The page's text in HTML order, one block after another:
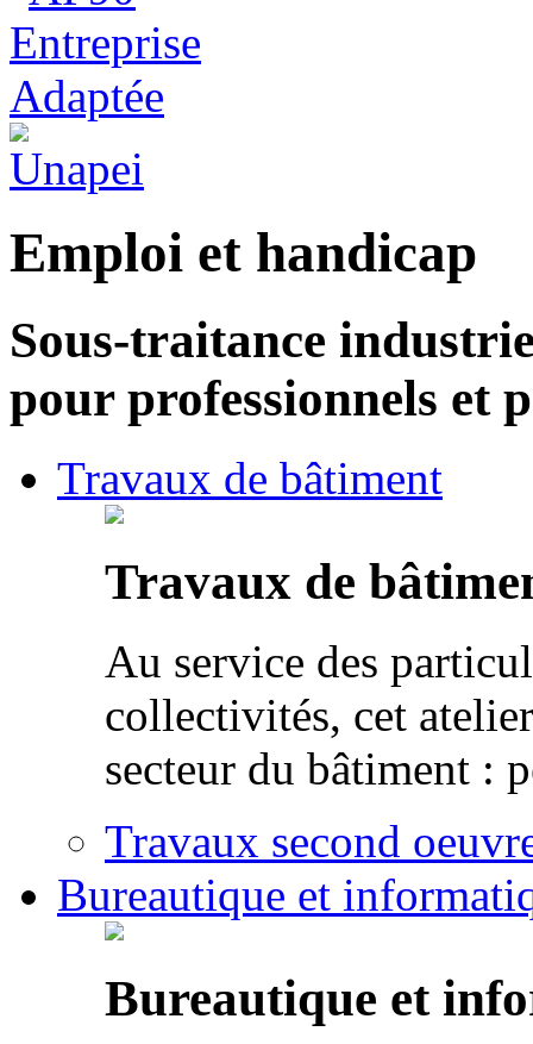
Emploi et handicap
Sous-traitance
pour professionnels et
Travaux de bâtiment
Travaux de
Au service des
collectivités, cet
secteur du bâtiment :
Travaux second
Bureautique et
Bureautique et